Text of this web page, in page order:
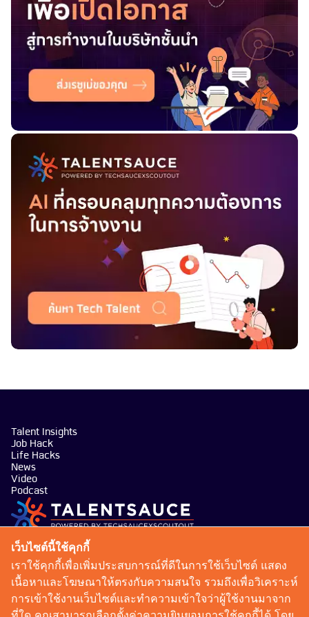
Talent Insights
Job Hack
Life Hacks
News
Video
Podcast
บริษัท เทคซอส มีเดีย จำกัด
101 ทรู ดิจิทัล พาร์ค อาคาร กริฟฟิน ชั้น 14 ห้อง 1401
ถนนสุขุมวิท แขวงบางจาก เขตพระโขนง กรุงเทพมหานคร
10260
talentsauce@techsauce.co
เว็บไซต์นี้ใช้คุกกี้
เราใช้คุกกี้เพื่อเพิ่มประสบการณ์ที่ดีในการใช้เว็บไซต์ แสดง
เนื้อหาและโฆษณาให้ตรงกับความสนใจ รวมถึงเพื่อวิเคราะห์
การเข้าใช้งานเว็บไซต์และทำความเข้าใจว่าผู้ใช้งานมาจาก